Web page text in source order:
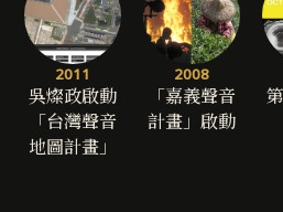
2011
吳燦政啟動
「台灣聲音
地圖計畫」
2008
「嘉義聲音
計畫」啟動